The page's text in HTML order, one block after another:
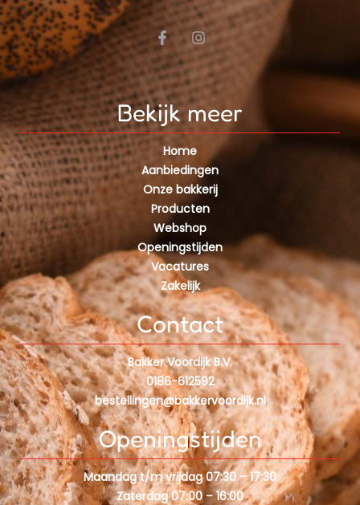
Bekijk meer
Home
Aanbiedingen
Onze bakkerij
Producten
Webshop
Openingstijden
Vacatures
Zakelijk
Contact
Bakker Voordijk B.V.
0186-612592
bestellingen@bakkervoordijk.nl
Openingstijden
Maandag t/m vrijdag07:30 – 17:30
Zaterdag07:00 – 16:00